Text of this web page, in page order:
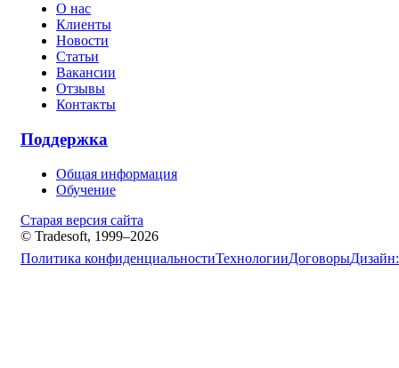
О нас
Клиенты
Новости
Статьи
Вакансии
Отзывы
Контакты
Поддержка
Общая информация
Обучение
Старая версия сайта
© Tradesoft, 1999–2026
Политика конфиденциальностиТехнологииДоговорыДизайн: